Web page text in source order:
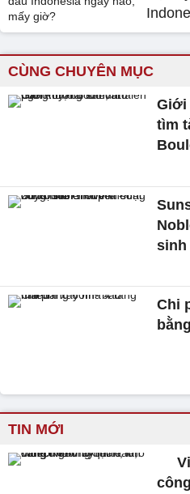
CÙNG CHUYÊN MỤC
Giới
tìm
sinh
Chi
TIN MỚI